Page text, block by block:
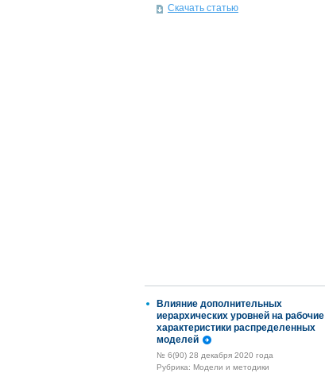
Скачать статью
Влияние дополнительных
иерархических уровней на рабочие
характеристики распределенных
моделей
№ 6(90) 28 декабря 2020 года
Рубрика: Модели и методики